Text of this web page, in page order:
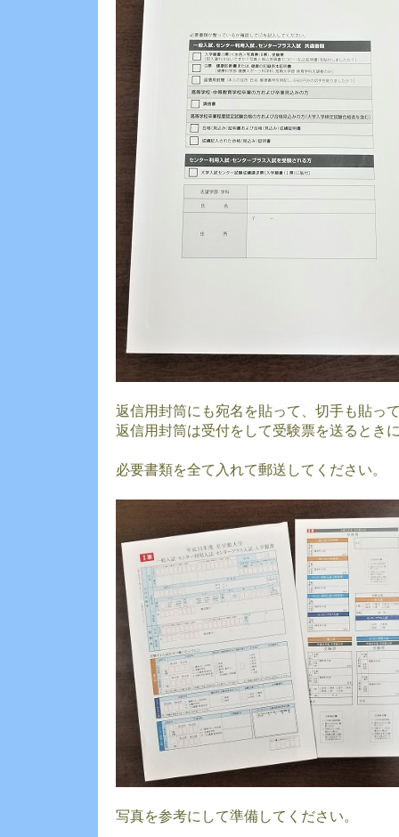
返信用封筒にも宛名を貼って、切手も貼っ
返信用封筒は受付をして受験票を送るとき
必要書類を全て入れて郵送してください。
写真を参考にして準備してください。